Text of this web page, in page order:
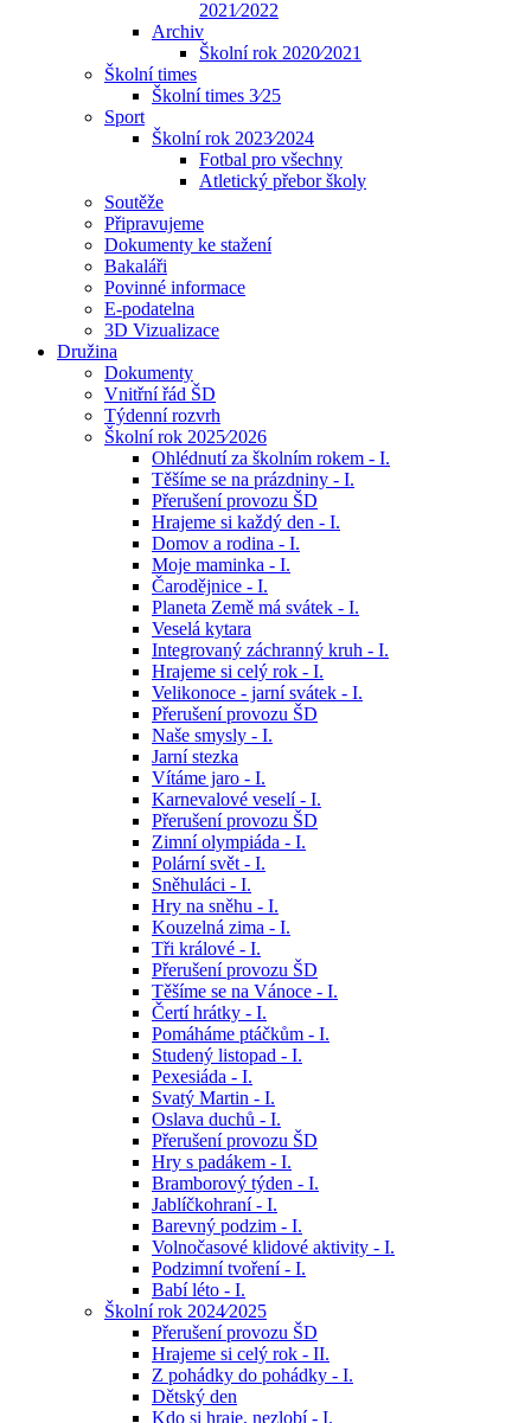
2021⁄2022
Archiv
Školní rok 2020⁄2021
Školní times
Školní times 3⁄25
Sport
Školní rok 2023⁄2024
Fotbal pro všechny
Atletický přebor školy
Soutěže
Připravujeme
Dokumenty ke stažení
Bakaláři
Povinné informace
E-podatelna
3D Vizualizace
Družina
Dokumenty
Vnitřní řád ŠD
Týdenní rozvrh
Školní rok 2025⁄2026
Ohlédnutí za školním rokem - I.
Těšíme se na prázdniny - I.
Přerušení provozu ŠD
Hrajeme si každý den - I.
Domov a rodina - I.
Moje maminka - I.
Čarodějnice - I.
Planeta Země má svátek - I.
Veselá kytara
Integrovaný záchranný kruh - I.
Hrajeme si celý rok - I.
Velikonoce - jarní svátek - I.
Přerušení provozu ŠD
Naše smysly - I.
Jarní stezka
Vítáme jaro - I.
Karnevalové veselí - I.
Přerušení provozu ŠD
Zimní olympiáda - I.
Polární svět - I.
Sněhuláci - I.
Hry na sněhu - I.
Kouzelná zima - I.
Tři králové - I.
Přerušení provozu ŠD
Těšíme se na Vánoce - I.
Čertí hrátky - I.
Pomáháme ptáčkům - I.
Studený listopad - I.
Pexesiáda - I.
Svatý Martin - I.
Oslava duchů - I.
Přerušení provozu ŠD
Hry s padákem - I.
Bramborový týden - I.
Jablíčkohraní - I.
Barevný podzim - I.
Volnočasové klidové aktivity - I.
Podzimní tvoření - I.
Babí léto - I.
Školní rok 2024⁄2025
Přerušení provozu ŠD
Hrajeme si celý rok - II.
Z pohádky do pohádky - I.
Dětský den
Kdo si hraje, nezlobí - I.